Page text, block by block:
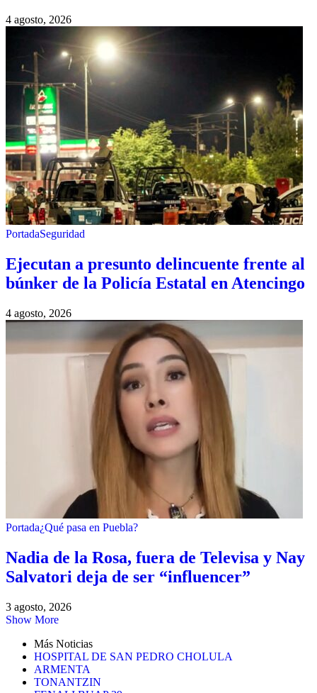
4 agosto, 2026
PortadaSeguridad
Ejecutan a presunto delincuente frente al
búnker de la Policía Estatal en Atencingo
4 agosto, 2026
Portada¿Qué pasa en Puebla?
Nadia de la Rosa, fuera de Televisa y Nay
Salvatori deja de ser “influencer”
3 agosto, 2026
Show More
Más Noticias
HOSPITAL DE SAN PEDRO CHOLULA
ARMENTA
TONANTZIN